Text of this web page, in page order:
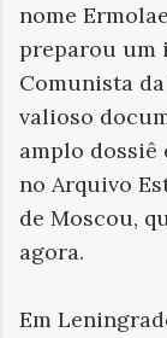
nome
preparou um
Comunista
valioso
amplo dossiê
no Arquivo
de Moscou,
agora.
Em